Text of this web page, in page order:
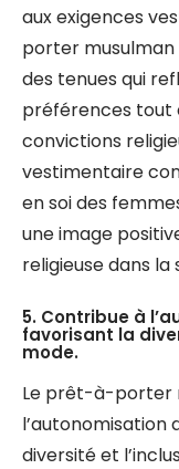
aux exigences
porter
des tenues qui
préférences tout
convictions
vestimentaire
en soi des
une image
religieuse dans la
5. Contribue à
favorisant la
mode.
Le prêt-à-porter
l’autonomisation
diversité et